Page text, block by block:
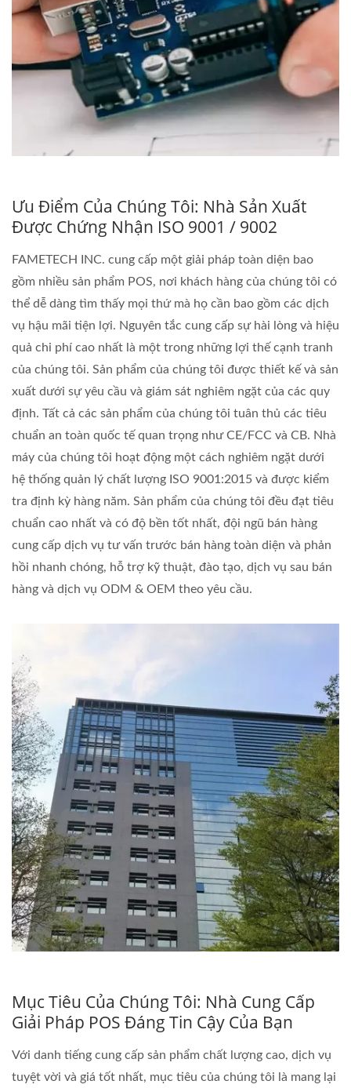
Ưu Điểm Của Chúng Tôi: Nhà Sản Xuất
Được Chứng Nhận ISO 9001 / 9002
FAMETECH INC. cung cấp một giải pháp toàn diện bao
gồm nhiều sản phẩm POS, nơi khách hàng của chúng tôi có
thể dễ dàng tìm thấy mọi thứ mà họ cần bao gồm các dịch
vụ hậu mãi tiện lợi. Nguyên tắc cung cấp sự hài lòng và hiệu
quả chi phí cao nhất là một trong những lợi thế cạnh tranh
của chúng tôi. Sản phẩm của chúng tôi được thiết kế và sản
xuất dưới sự yêu cầu và giám sát nghiêm ngặt của các quy
định. Tất cả các sản phẩm của chúng tôi tuân thủ các tiêu
chuẩn an toàn quốc tế quan trọng như CE/FCC và CB. Nhà
máy của chúng tôi hoạt động một cách nghiêm ngặt dưới
hệ thống quản lý chất lượng ISO 9001:2015 và được kiểm
tra định kỳ hàng năm. Sản phẩm của chúng tôi đều đạt tiêu
chuẩn cao nhất và có độ bền tốt nhất, đội ngũ bán hàng
cung cấp dịch vụ tư vấn trước bán hàng toàn diện và phản
hồi nhanh chóng, hỗ trợ kỹ thuật, đào tạo, dịch vụ sau bán
hàng và dịch vụ ODM & OEM theo yêu cầu.
Mục Tiêu Của Chúng Tôi: Nhà Cung Cấp
Giải Pháp POS Đáng Tin Cậy Của Bạn
Với danh tiếng cung cấp sản phẩm chất lượng cao, dịch vụ
tuyệt vời và giá tốt nhất, mục tiêu của chúng tôi là mang lại